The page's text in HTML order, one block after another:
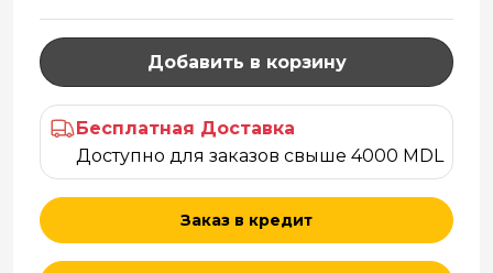
Добавить в корзину
Бесплатная Доставка
Доступно для заказов свыше 4000 MDL
Заказ в кредит